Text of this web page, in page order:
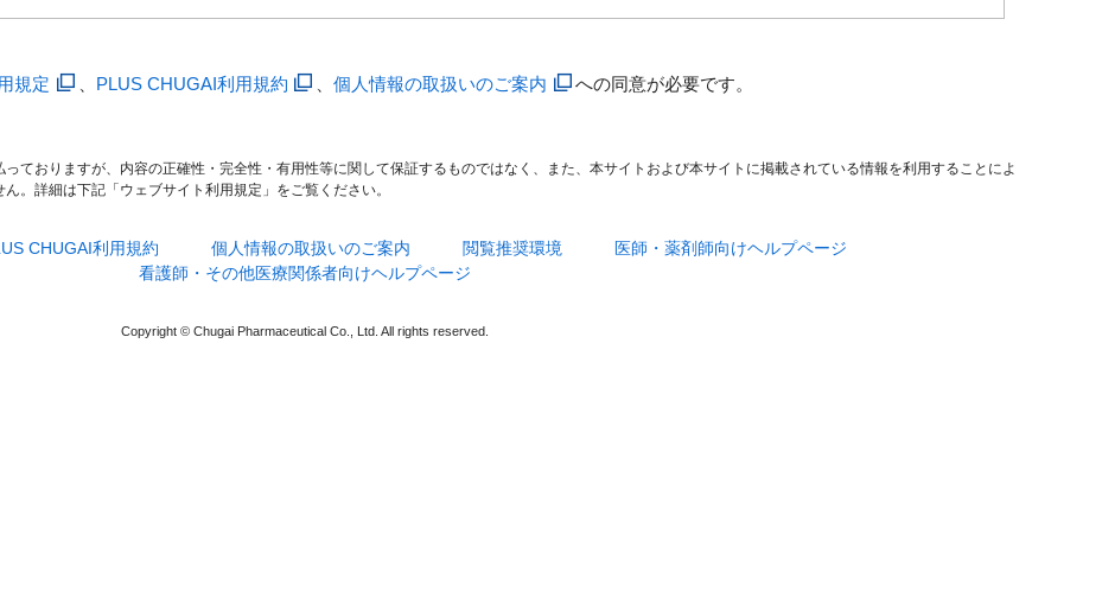
規定 PLUS CHUGAI利用規約 、個人情報の取扱いのご案内 への同意が必要です。
ておりますが、内容の正確性・完全性・有用性等に関して保証するものではなく、また、本サイトおよび本サイトに掲載されている情報を利用することによ
。詳細は下記「ウェブサイト利用規定」をご覧ください。
CHUGAI利用規約 個人情報の取扱いのご案内 閲覧推奨環境
医師・薬剤師向けヘルプページ
看護師・その他医療関係者向けヘルプページ
Copyright © Chugai Pharmaceutical Co., Ltd. All rights reserved.